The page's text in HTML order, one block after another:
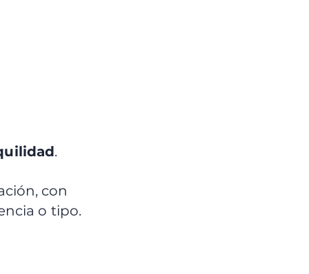
.
con
o tipo.